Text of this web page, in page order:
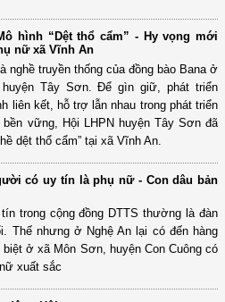
hình “Dệt thổ cẩm” - Hy vọng mới
nữ xã Vĩnh An
nghề truyền thống của đồng bào Bana ở
Tây Sơn. Để gìn giữ, phát triển
liên kết, hỗ trợ lẫn nhau trong phát triển
vững, Hội LHPN huyện Tây Sơn đã
dệt thổ cẩm” tại xã Vĩnh An.
có uy tín là phụ nữ - Con dâu bản
trong cộng đồng DTTS thường là đàn
Thế nhưng ở Nghệ An lại có đến hàng
ở xã Môn Sơn, huyện Con Cuông có
xuất sắc